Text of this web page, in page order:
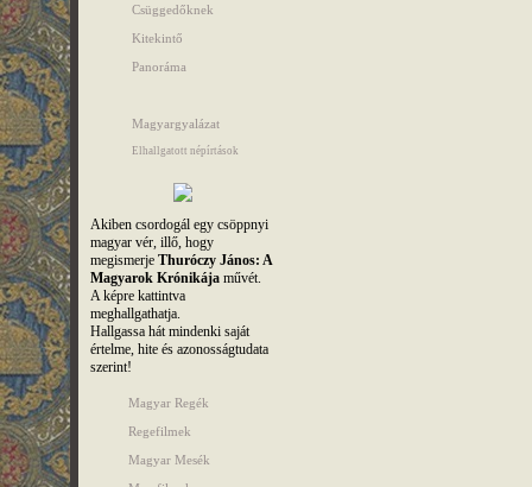
Csüggedőknek
Kitekintő
Panoráma
Magyargyalázat
Elhallgatott népírtások
Akiben csordogál egy csöppnyi
magyar vér, illő, hogy
megismerje Thuróczy János: A
Magyarok Krónikájaművét.
A képre kattintva
meghallgathatja.
Hallgassa hát mindenki saját
értelme, hite és azonosságtudata
szerint!
Magyar Regék
Regefilmek
Magyar Mesék